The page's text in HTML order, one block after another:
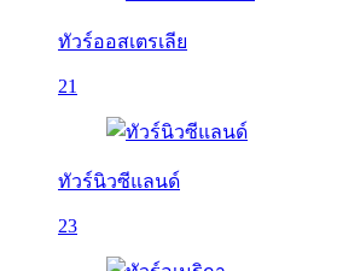
ทัวร์ออสเตรเลีย
21
ทัวร์นิวซีแลนด์
23